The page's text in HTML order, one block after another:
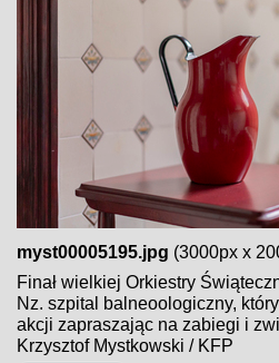
myst00005195.jpg (3000px x
Finał wielkiej Orkiestry
Nz. szpital balneoologiczny,
akcji zapraszając na zabiegi i
Krzysztof Mystkowski / KFP